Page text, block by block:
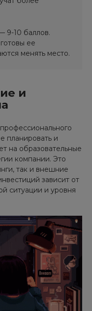
9-10 баллов.
ее
менять место.
и
планировать и
на образовательные
компании. Это
так и внешние
зависит от
ситуации и уровня